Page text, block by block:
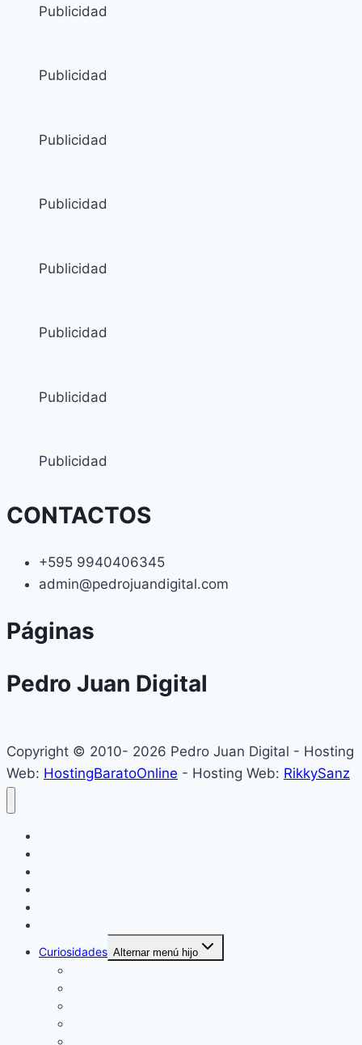
Publicidad
Publicidad
Publicidad
Publicidad
Publicidad
Publicidad
Publicidad
Publicidad
CONTACTOS
+595 9940406345
admin@pedrojuandigital.com
Páginas
Pedro Juan Digital
Copyright © 2010- 2026 Pedro Juan Digital - Hosting
Web: HostingBaratoOnline - Hosting Web: RikkySanz
Curiosidades Alternar menú hijo